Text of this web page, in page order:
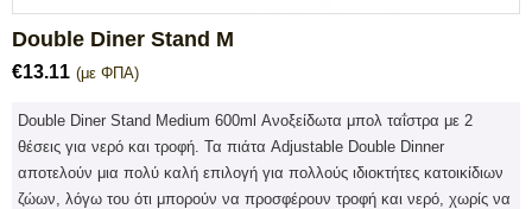
Double Diner Stand M
€13.11 (με ΦΠΑ)
Double Diner Stand Medium 600ml Ανοξείδωτα μπολ ταΐστρα με 2
θέσεις για νερό και τροφή. Τα πιάτα Adjustable Double Dinner
αποτελούν μια πολύ καλή επιλογή για πολλούς ιδιοκτήτες κατοικίδιων
ζώων, λόγω του ότι μπορούν να προσφέρουν τροφή και νερό, χωρίς να